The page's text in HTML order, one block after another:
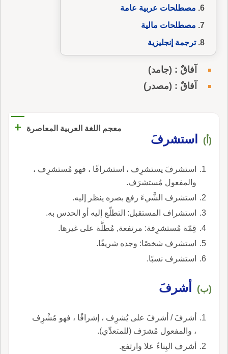
مصطلحات عربية عامة
مصطلحات مالية
ترجمة إنجليزية
آفاقٌ : (جامد)
آفاقٌ : (مصدر)
معجم اللغة العربية المعاصرة +
(أ) استشرفَ
استشرفَ يستشرِف ، استشرافًا ، فهو مُستشرِف ،
والمفعول مُستشرَف.
استشرف الشَّيءَ رفع بصره ينظر إليه.
استشراف المستقبل: التطلّع إليه أو الحدس به.
قِمّة مُستشرِفة: مرتفعة, مُطلَّة على غيرها.
استشرف شخصًا: وجده شريفًا.
استشرف نسبًا.
(ب) أشرفَ
أشرفَ / أشرفَ على يُشرِف ، إشرافًا ، فهو مُشْرِف
، والمفعول مُشرَف (للمتعدِّي).
أشرف البِناءُ علا وارتفع.